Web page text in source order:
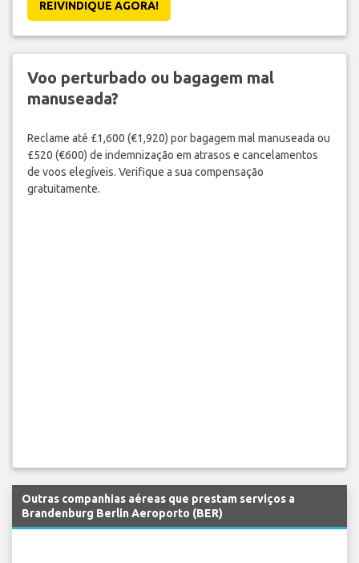
REIVINDIQUE AGORA!
Voo perturbado ou bagagem mal
manuseada?
Reclame até £1,600 (€1,920) por bagagem mal manuseada ou
£520 (€600) de indemnização em atrasos e cancelamentos
de voos elegíveis. Verifique a sua compensação
gratuitamente.
Outras companhias aéreas que prestam serviços a
Brandenburg Berlin Aeroporto (BER)